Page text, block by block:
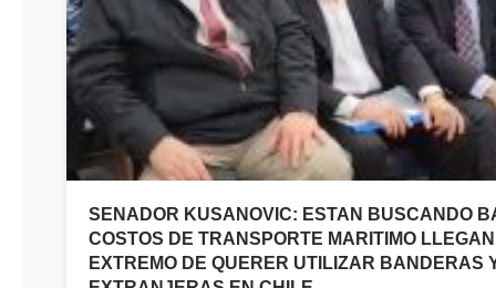
SENADOR KUSANOVIC: ESTAN BUSCANDO
COSTOS DE TRANSPORTE MARITIMO
EXTREMO DE QUERER UTILIZAR BANDERAS